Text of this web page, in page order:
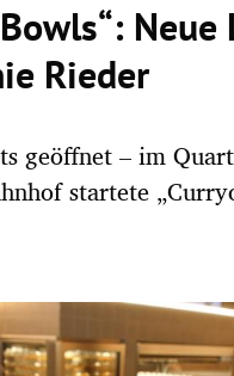
Neue
Rieder
geöffnet – im
startete